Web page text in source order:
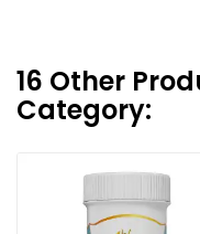
16 Other
Category: